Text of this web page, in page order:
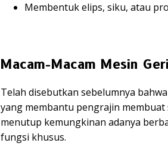
Membentuk elips, siku, atau
Macam-Macam Mesin
Telah disebutkan sebelumnya
yang membantu pengrajin
menutup kemungkinan adanya
fungsi khusus.